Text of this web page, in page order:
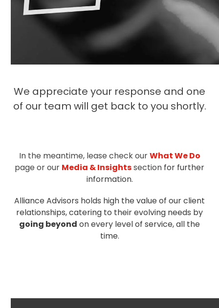
We appreciate your response and one
of our team will get back to you shortly.
In the meantime, lease check ourWhat We Do
page or our Media & Insightssection for further
information.
Alliance Advisors holds high the value of our client
relationships, catering to their evolving needs by
going beyond on every level of service, all the
time.